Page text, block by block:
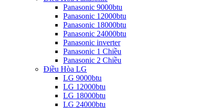
Panasonic 9000btu
Panasonic 12000btu
Panasonic 18000btu
Panasonic 24000btu
Panasonic inverter
Panasonic 1 Chiều
Panasonic 2 Chiều
Điều Hòa LG
LG 9000btu
LG 12000btu
LG 18000btu
LG 24000btu